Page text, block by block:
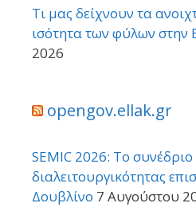
Τι μας δείχνουν τα
ισότητα των φύλων
2026
opengov.ellak.gr
SEMIC 2026: Το συνέδριο
διαλειτουργικότητας
Δουβλίνο 7 Αυγούστου